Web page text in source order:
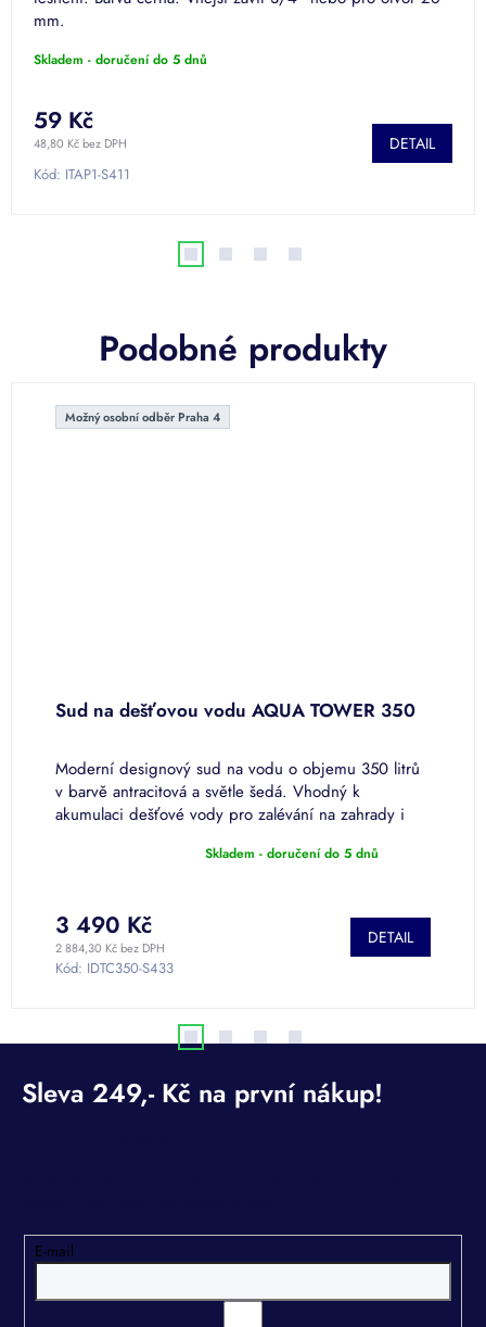
mm.
Skladem - doručení do 5 dnů
48,80 Kč bez DPH
59 Kč
DETAIL
Kód: ITAP1-S411
Podobné produkty
Možný osobní odběr Praha 4
Sud na dešťovou vodu AQUA TOWER 350
Moderní designový sud na vodu o objemu 350 litrů
v barvě antracitová a světle šedá. Vhodný k
akumulaci dešťové vody pro zalévání na zahrady i
je
5,0
z
5
Skladem - doručení do 5 dnů
2 884,30 Kč bez DPH
3 490 Kč DETAIL
Kód: IDTC350-S433
E-mail